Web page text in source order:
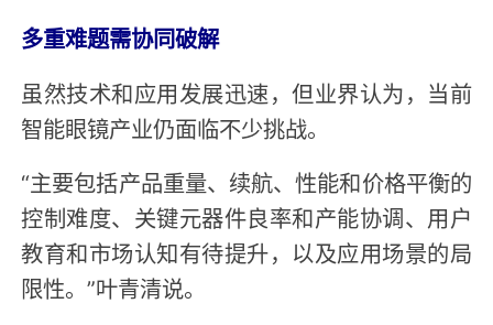
多重难题需协同破解
虽然技术和应用发展迅速，但业界认为，当前
智能眼镜产业仍面临不少挑战。
“主要包括产品重量、续航、性能和价格平衡的
控制难度、关键元器件良率和产能协调、用户
教育和市场认知有待提升，以及应用场景的局
限性。”叶青清说。